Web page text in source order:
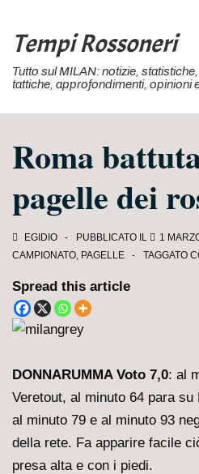
Vai
contenuto
Tempi Rossoneri
Tutto sul MILAN: notizie,
tattiche, approfondimenti, opinioni
Roma
pagelle dei
EGIDIO PUBBLICATO IL 1
CAMPIONATO, PAGELLE TAGGATO
Spread this article
DONNARUMMA Voto 7,0: al
Veretout, al minuto 64 para
al minuto 79 e al minuto 93
della rete. Fa apparire facile
presa alta e con i piedi.